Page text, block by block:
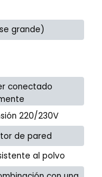
grande)
conectado
220/230V
de pared
al polvo